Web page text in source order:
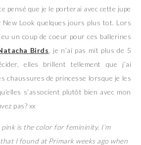
pensé que je le porterai avec cette jupe
New Look quelques jours plus tot. Lors
eu un coup de coeur pour ces ballerines
Birds, je n’ai pas mit plus de 5
elles brillent tellement que j’ai
chaussures de princesse lorsque je les
s’associent plutôt bien avec mon
pas? xx
is the color for femininity. I’m
I found at Primark weeks ago when